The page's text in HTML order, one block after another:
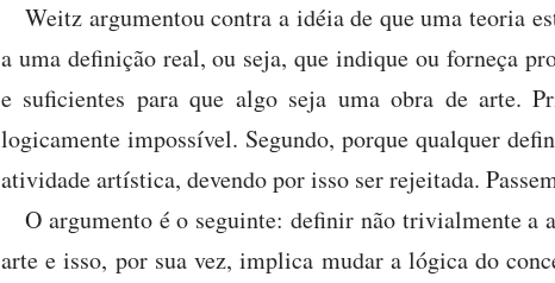
Weitz argumentou contra a idéia de que uma teoria
a uma definição real, ou seja, que indique ou forneça
e suficientes para que algo seja uma obra de arte.
logicamente impossível. Segundo, porque qualquer
atividade artística, devendo por isso ser rejeitada.
O argumento é o seguinte: definir não trivialmente a
arte e isso, por sua vez, implica mudar a lógica do